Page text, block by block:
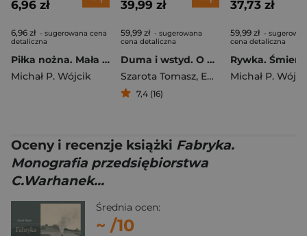
6,96 zł
6,96 zł - sugerowana cena
detaliczna
Piłka nożna. Mała encyklopedia
Michał P. Wójcik
39,99 zł
59,99 zł - sugerowana
cena detaliczna
Duma i wstyd. O historii i potrzebie pamiętania
Szarota Tomasz, Emil Marat ,Michał P.
7,4 (16)
37,73 zł
59,99 zł -
cena detaliczna
Michał P.
Oceny i recenzje książki Fabryka.
Monografia przedsiębiorstwa
C.Warhanek...
Średnia ocen:
~ /10